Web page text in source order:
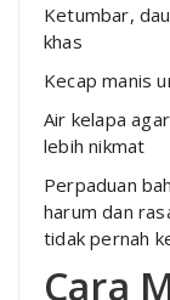
Ketumbar,
khas
Kecap manis
Air kelapa
lebih nikmat
Perpaduan
harum dan
tidak pernah
Cara